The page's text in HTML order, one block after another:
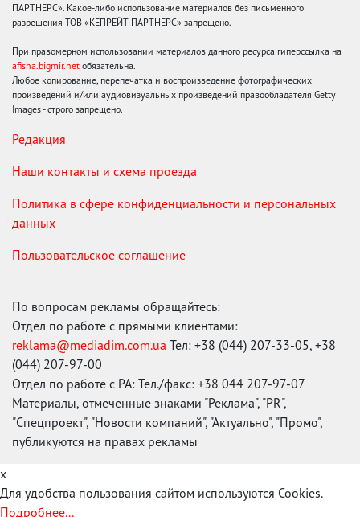
ПАРТНЕРС». Какое-либо использование материалов без письменного
разрешения ТОВ «КЕПРЕЙТ ПАРТНЕРС» запрещено.
При правомерном использовании материалов данного ресурса гиперссылка на
afisha.bigmir.net обязательна.
Любое копирование, перепечатка и воспроизведение фотографических
произведений и/или аудиовизуальных произведений правообладателя Getty
Images - строго запрещено.
Редакция
Наши контакты и схема проезда
Политика в сфере конфиденциальности и персональных
данных
Пользовательское соглашение
По вопросам рекламы обращайтесь:
Отдел по работе с прямыми клиентами:
reklama@mediadim.com.ua Тел: +38 (044) 207-33-05, +38
(044) 207-97-00
Отдел по работе с РА: Тел./факс: +38 044 207-97-07
Материалы, отмеченные знаками "Реклама", "PR",
"Спецпроект", "Новости компаний", "Актуально", "Промо",
публикуются на правах рекламы
x
Для удобства пользования сайтом используются Cookies.
Подробнее...